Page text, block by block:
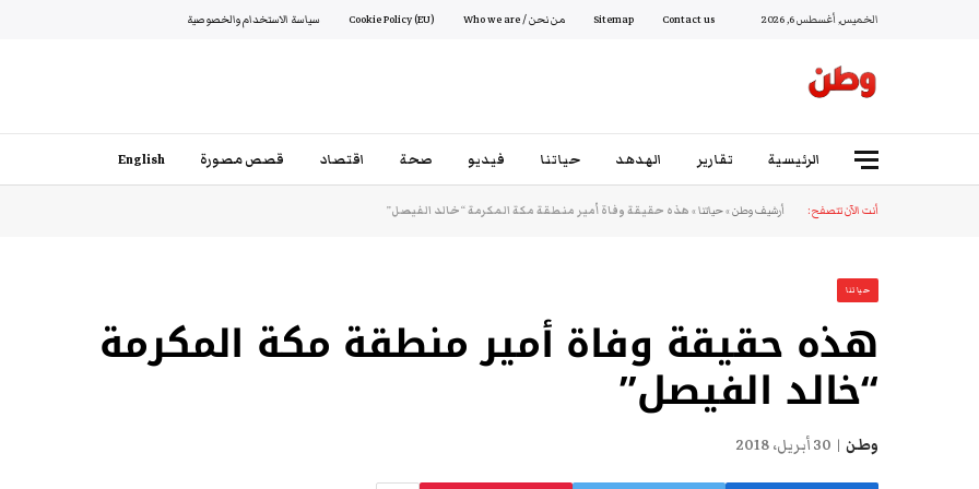
الخميس, أغسطس 6, 2026 Contact us
Sitemap من نحن / Who we are Cookie Policy (EU) سياسة الاستخدام والخصوصية
الرئيسية تقارير الهدهد حياتنا فيديو صحة اقتصاد قصص مصورة English
أنت الآن تتصفح: أرشيف وطن»حياتنا»هذه حقيقة وفاة أمير منطقة مكة المكرمة “خالد الفيصل”
حياتنا
هذه حقيقة وفاة أمير منطقة مكة المكرمة
“خالد الفيصل”
وطن 30 أبريل، 2018